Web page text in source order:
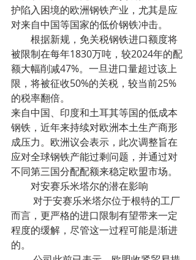
护陷入困境的欧洲钢铁产业，尤其是应
对来自中国等国家的低价钢铁冲击。
被限制在每年1830万吨，较2024年的配
额大幅削减47%。一旦进口量超过该上
限，将被征收50%的关税，较当前25%
的税率翻倍。
来自中国、印度和土耳其等国的低成本
钢铁，近年来持续对欧洲本土生产商形
成压力。欧洲议会表示，此次调整旨在
应对全球钢铁产能过剩问题，并通过对
不同第三国分配配额来稳定欧盟市场。
        对安赛乐米塔尔的潜在影响
而言，更严格的进口限制有望带来一定
程度的缓解，尽管这一过程可能是渐进
的。